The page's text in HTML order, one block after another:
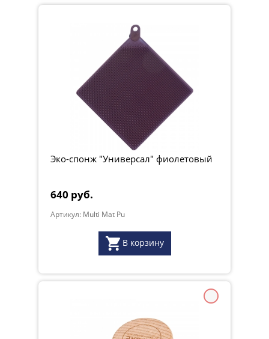
Эко-спонж "Универсал" фиолетовый
640 руб.
Артикул: Multi Mat Pu
В корзину